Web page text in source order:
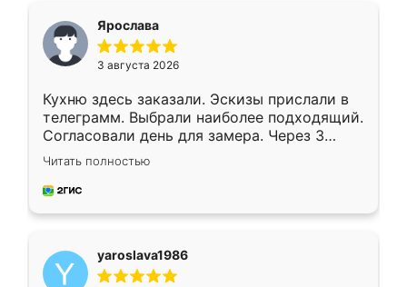
Ярослава
3 августа 2026
Кухню здесь заказали. Эскизы прислали в
телеграмм. Выбрали наиболее подходящий.
Согласовали день для замера. Через 3
недели кухня была уже готова. Остались
довольны работой. Спасибо Ренессанс
мебель за качественную работу!
Читать полностью
yaroslava1986